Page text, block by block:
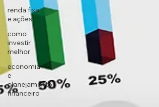
renda fixa
e ações
como
investir
melhor
economia
e
planejamento
financeiro